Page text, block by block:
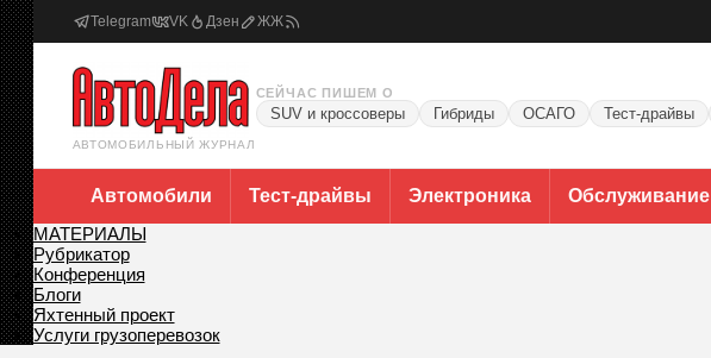
Telegram VK Дзен ЖЖ
АВТОМОБИЛЬНЫЙ ЖУРНАЛ
СЕЙЧАС ПИШЕМ О
SUV и кроссоверы Гибриды ОСАГО Тест-драйвы
Автомобили Тест-драйвы Электроника Обслуживание
МАТЕРИАЛЫ
Рубрикатор
Конференция
Блоги
Яхтенный проект
Услуги грузоперевозок